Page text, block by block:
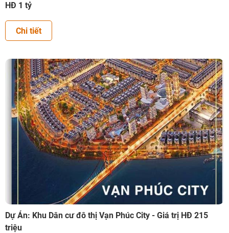
HĐ 1 tỷ
Chi tiết
Dự Án: Khu Dân cư đô thị Vạn Phúc City - Giá trị HĐ 215
triệu